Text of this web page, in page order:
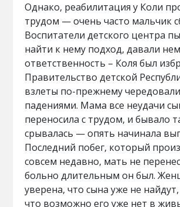
Однако, реабилитация у Коли
трудом — очень часто мальчик
Воспитатели детского центра
найти к нему подход, давали
ответственность – Коля был
Правительство детской
взлеты по-прежнему
падениями. Мама все неудачи
переносила с трудом, и бывало
срывалась — опять начинала
Последний побег, который
совсем недавно, мать не
больно длительным он был.
уверена, что сына уже не
что возможно его уже нет в